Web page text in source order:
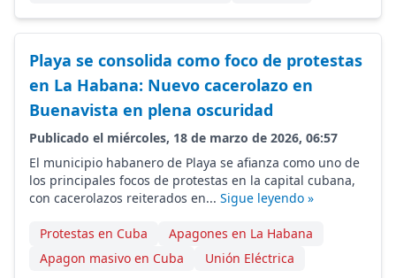
Playa se consolida como foco de protestas
en La Habana: Nuevo cacerolazo en
Buenavista en plena oscuridad
Publicado el miércoles, 18 de marzo de 2026, 06:57
El municipio habanero de Playa se afianza como uno de
los principales focos de protestas en la capital cubana,
con cacerolazos reiterados en... Sigue leyendo »
Protestas en Cuba
Apagones en La Habana
Apagon masivo en Cuba
Unión Eléctrica